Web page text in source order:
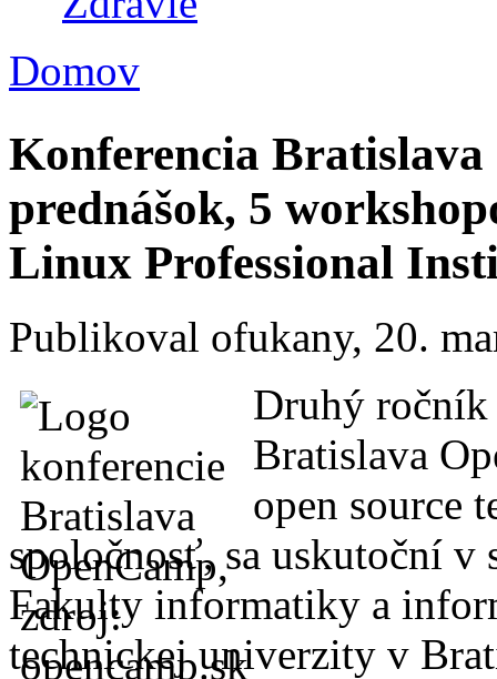
Nachádzate sa tu
Domov
Konferencia Bratislava
prednášok, 5
Linux Professional
Publikoval ofukany, 20.
Druhý
Bratislava
open source
spoločnosť, sa uskutoční v
Fakulty informatiky a
technickej univerzity v